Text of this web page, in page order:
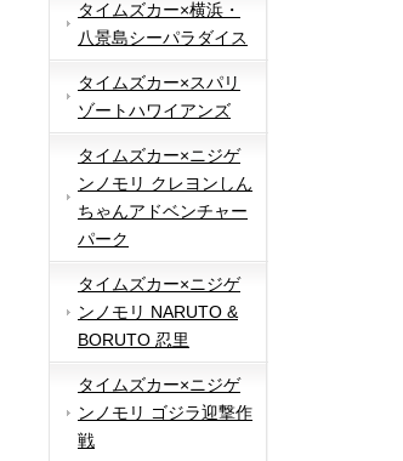
タイムズカー×横浜・
八景島シーパラダイス
タイムズカー×スパリ
ゾートハワイアンズ
タイムズカー×ニジゲ
ンノモリ クレヨンしん
ちゃんアドベンチャー
パーク
タイムズカー×ニジゲ
ンノモリ NARUTO &
BORUTO 忍里
タイムズカー×ニジゲ
ンノモリ ゴジラ迎撃作
戦